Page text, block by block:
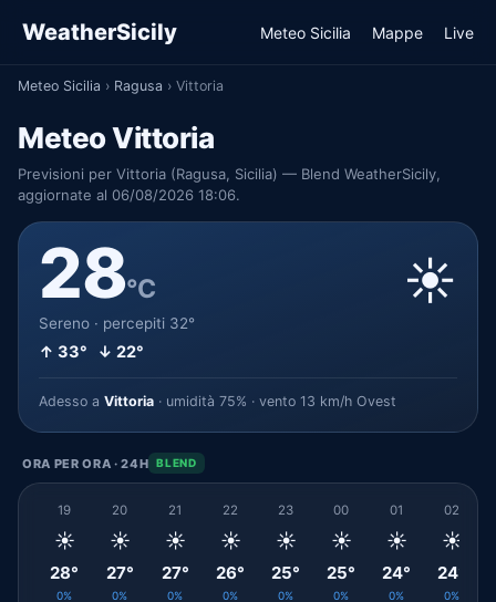
WeatherSicily Meteo Sicilia Mappe Live
Meteo Sicilia › Ragusa › Vittoria
Meteo Vittoria
Previsioni per Vittoria (Ragusa, Sicilia) — Blend WeatherSicily,
aggiornate al 06/08/2026 18:06.
28°C
Sereno · percepiti 32°
↑ 33° ↓ 22°
☀️
Adesso a Vittoria · umidità 75% · vento 13 km/h Ovest
ORA PER ORA · 24H BLEND
19
☀️
28°
0%
20
☀️
27°
0%
21
☀️
27°
0%
22
☀️
26°
0%
23
☀️
25°
0%
00
☀️
25°
0%
01
☀️
24°
0%
02
☀️
24°
0%